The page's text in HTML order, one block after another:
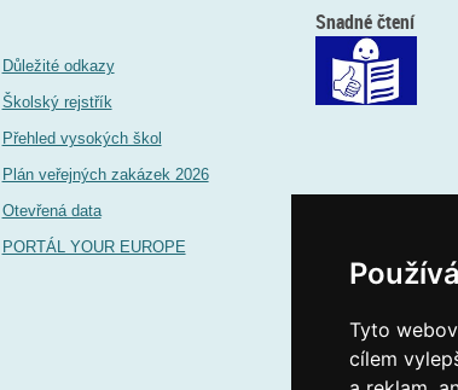
Tyto
cílem
Důležité odkazy
Školský rejstřík
Přehled vysokých škol
Plán veřejných zakázek 2026
Otevřená data
PORTÁL YOUR EUROPE
Snadné čtení